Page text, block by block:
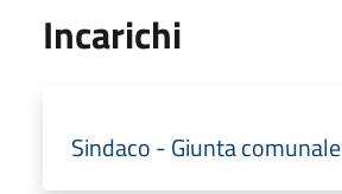
Incarichi
Sindaco - Giunta comunale